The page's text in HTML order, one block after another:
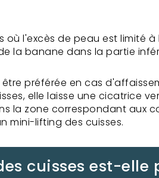
où l'excès de peau est limité
la banane dans la partie
préférée en cas
elle laisse une cicatrice
la zone correspondant aux
mini-lifting des cuisses.
cuisses est-elle